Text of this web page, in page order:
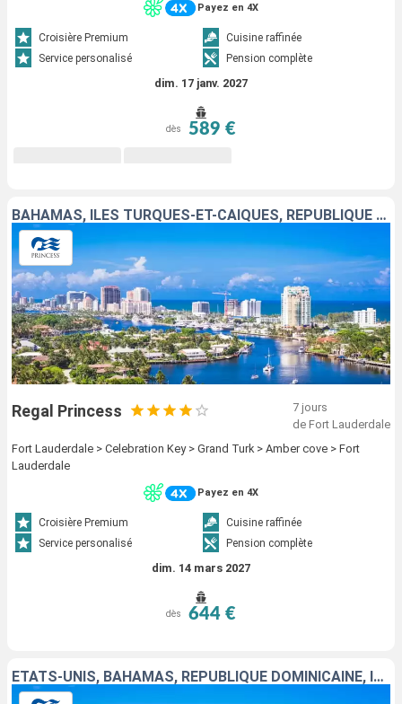
Payez en 4X
Croisière Premium
Cuisine raffinée
Service personalisé
Pension complète
dim. 17 janv. 2027
dès 589 €
BAHAMAS, ÎLES TURQUES-ET-CAÏQUES, RÉPUBLIQUE DOMINICAINE, ÉTATS-UNIS
Regal Princess
7 jours
de Fort Lauderdale
Fort Lauderdale > Celebration Key > Grand Turk > Amber cove > Fort
Lauderdale
Payez en 4X
Croisière Premium
Cuisine raffinée
Service personalisé
Pension complète
dim. 14 mars 2027
dès 644 €
ÉTATS-UNIS, BAHAMAS, RÉPUBLIQUE DOMINICAINE, ÎLES TURQUES-ET-CAÏQUES